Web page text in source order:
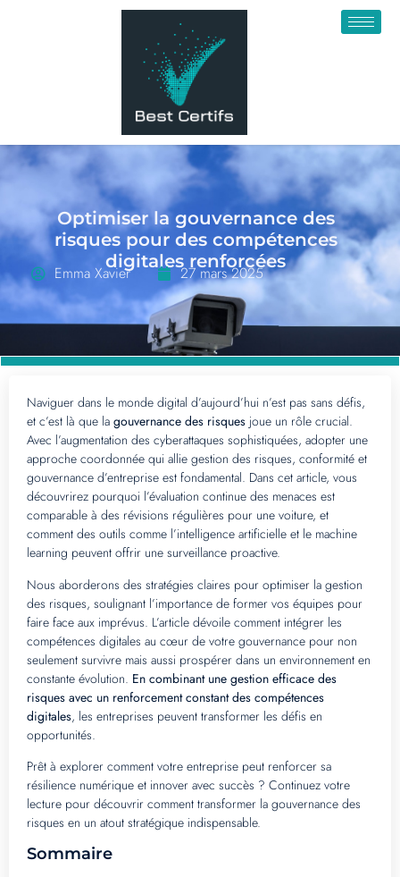
Optimiser la gouvernance des
risques pour des compétences
digitales renforcées
Emma Xavier 27 mars 2025
Naviguer dans le monde digital d’aujourd’hui n’est pas sans défis,
et c’est là que la gouvernance des risques joue un rôle crucial.
Avec l’augmentation des cyberattaques sophistiquées, adopter une
approche coordonnée qui allie gestion des risques, conformité et
gouvernance d’entreprise est fondamental. Dans cet article, vous
découvrirez pourquoi l’évaluation continue des menaces est
comparable à des révisions régulières pour une voiture, et
comment des outils comme l’intelligence artificielle et le machine
learning peuvent offrir une surveillance proactive.
Nous aborderons des stratégies claires pour optimiser la gestion
des risques, soulignant l’importance de former vos équipes pour
faire face aux imprévus. L’article dévoile comment intégrer les
compétences digitales au cœur de votre gouvernance pour non
seulement survivre mais aussi prospérer dans un environnement en
constante évolution. En combinant une gestion efficace des
risques avec un renforcement constant des compétences
digitales, les entreprises peuvent transformer les défis en
opportunités.
Prêt à explorer comment votre entreprise peut renforcer sa
résilience numérique et innover avec succès ? Continuez votre
lecture pour découvrir comment transformer la gouvernance des
risques en un atout stratégique indispensable.
Sommaire